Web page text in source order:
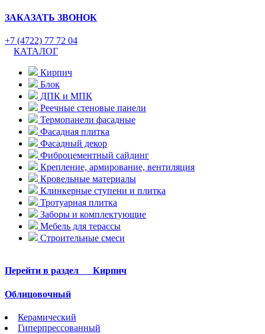
ЗАКАЗАТЬ ЗВОНОК
+7 (4722) 77 72 04
КАТАЛОГ
Кирпич
Блок
ДПК и МПК
Реечные стеновые панели
Термопанели фасадные
Фасадная плитка
Фасадный декор
Фиброцементный сайдинг
Крепление, армирование, вентиляция
Кровельные материалы
Клинкерные ступени и плитка
Тротуарная плитка
Заборы и комплектующие
Мебель для терассы
Строительные смеси
Перейти в раздел Кирпич
Облицовочный
Керамический
Гиперпрессованный